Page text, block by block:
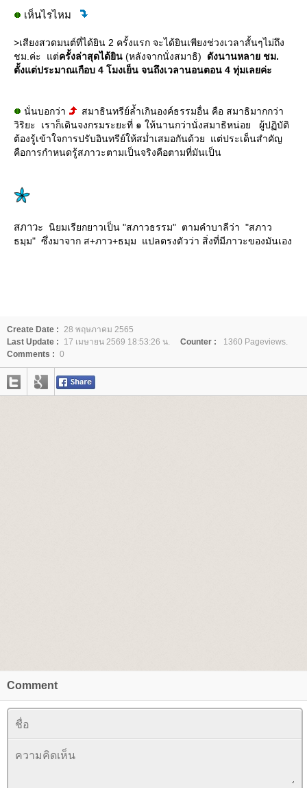
เห็นไรไหม
>เสียงสวดมนต์ที่ได้ยิน 2 ครั้งแรก จะได้ยินเพียงช่วงเวลาสั้นๆไม่ถึง
ชม.ค่ะ แต่ครั้งล่าสุดได้ยิน (หลังจากนั่งสมาธิ)
ดังนานหลาย ชม.
ตั้งแต่ประมาณเกือบ 4 โมงเย็น จนถึงเวลานอนตอน 4 ทุ่มเลยค่ะ
นั่นบอกว่า
สมาธินทรีย์ล้ำเกินองค์ธรรมอื่น คือ สมาธิมากกว่า
วิริยะ เราก็เดินจงกรมระยะที่ ๑ ให้นานกว่านั่งสมาธิหน่อย ผู้ปฏิบัติ
ต้องรู้เข้าใจการปรับอินทรีย์ให้สม่ำเสมอกันด้วย แต่ประเด็นสำคัญ
คือการกำหนดรู้สภาวะตามเป็นจริงคือตามที่มันเป็น
สภาวะ นิยมเรียกยาวเป็น "สภาวธรรม" ตามคำบาลีว่า "สภาว
ธมฺม" ซึ่งมาจาก ส+ภาว+ธมฺม แปลตรงตัวว่า สิ่งที่มีภาวะของมันเอง
Create Date : 28 พฤษภาคม 2565
Last Update :
17 เมษายน 2569 18:53:26 น. Counter :
1360 Pageviews.
Comments : 0
Comment